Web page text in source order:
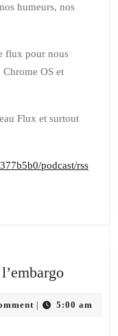
humeurs, nos
flux pour nous
OS et
Flux et surtout
podcast/rss
Ckb
De
| 5:00 am